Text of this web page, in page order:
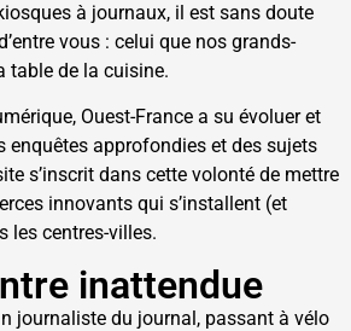
à journaux, il est sans doute
vous : celui que nos grands-
table de la cuisine.
Ouest-France a su évoluer et
enquêtes approfondies et des sujets
s’inscrit dans cette volonté de mettre
innovants qui s’installent (et
les centres-villes.
inattendue
journaliste du journal, passant à vélo